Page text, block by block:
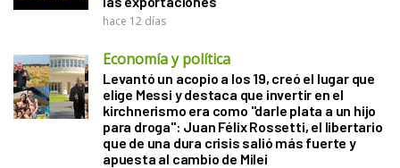
hace 12 días
Economía y política
Levantó un acopio a los 19, creó el lugar que
elige Messi y destaca que invertir en el
kirchnerismo era como "darle plata a un hijo
para droga": Juan Félix Rossetti, el libertario
que de una dura crisis salió más fuerte y
apuesta al cambio de Milei